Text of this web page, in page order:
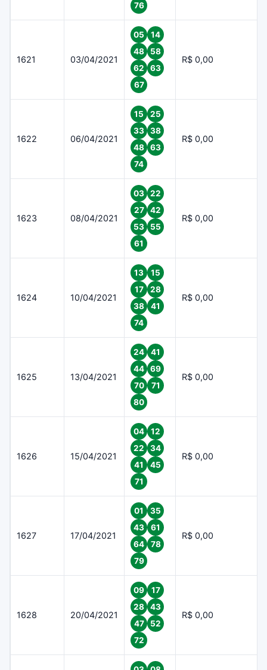
76
1621 03/04/2021
05
14
48
58
62
63
67
R$ 0,00
1622 06/04/2021
15
25
33
38
48
63
74
R$ 0,00
1623 08/04/2021
03
22
27
42
53
55
61
R$ 0,00
1624 10/04/2021
13
15
17
28
38
41
74
R$ 0,00
1625 13/04/2021
24
41
44
69
70
71
80
R$ 0,00
1626 15/04/2021
04
12
22
34
41
45
71
R$ 0,00
1627 17/04/2021
01
35
43
61
64
78
79
R$ 0,00
1628 20/04/2021
09
17
28
43
47
52
72
R$ 0,00